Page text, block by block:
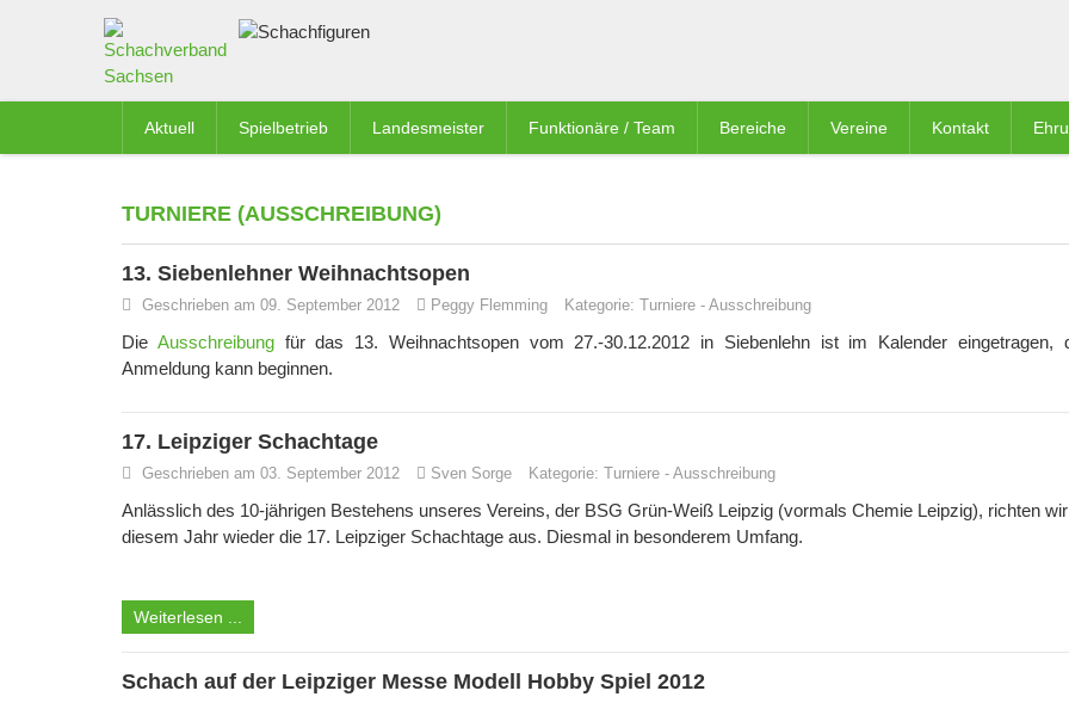
Aktuell Spielbetrieb Landesmeister Funktionäre / Team Bereiche Vereine Kontakt
TURNIERE (AUSSCHREIBUNG)
13. Siebenlehner Weihnachtsopen
Geschrieben am 09. September 2012 Peggy Flemming Kategorie: Turniere - Ausschreibung
Die Ausschreibungfür das 13. Weihnachtsopen vom 27.-30.12.2012 in Siebenlehn ist im Kalender eingetragen,
Anmeldung kann beginnen.
17. Leipziger Schachtage
Geschrieben am 03. September 2012 Sven Sorge Kategorie: Turniere - Ausschreibung
Anlässlich des 10-jährigen Bestehens unseres Vereins, der BSG Grün-Weiß Leipzig (vormals Chemie Leipzig), richten
diesem Jahr wieder die 17. Leipziger Schachtage aus. Diesmal in besonderem Umfang.
Weiterlesen ...
Schach auf der Leipziger Messe Modell Hobby Spiel 2012